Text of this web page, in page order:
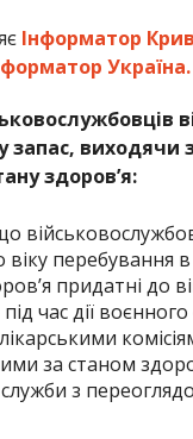
Інформатор
Україна.
запас, виходячи
здоров’я:
перебування в
придатні до
час дії
за станом
служби з